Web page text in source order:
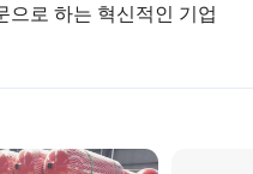
료 또는 제조상의 결𝕨에 대𝕜
FOB, CIF는 우리가 사용𝕘는
법이 있습니까? A: T/T, L/C 및
으로 하는 혁신적인 기업
템, 생물학적 액체 질소
지 산업의 선두 주자이다.